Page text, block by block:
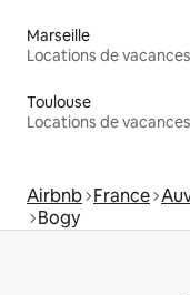
Marseille
Locations de vacances
Toulouse
Locations de vacances
Airbnb France
Bogy